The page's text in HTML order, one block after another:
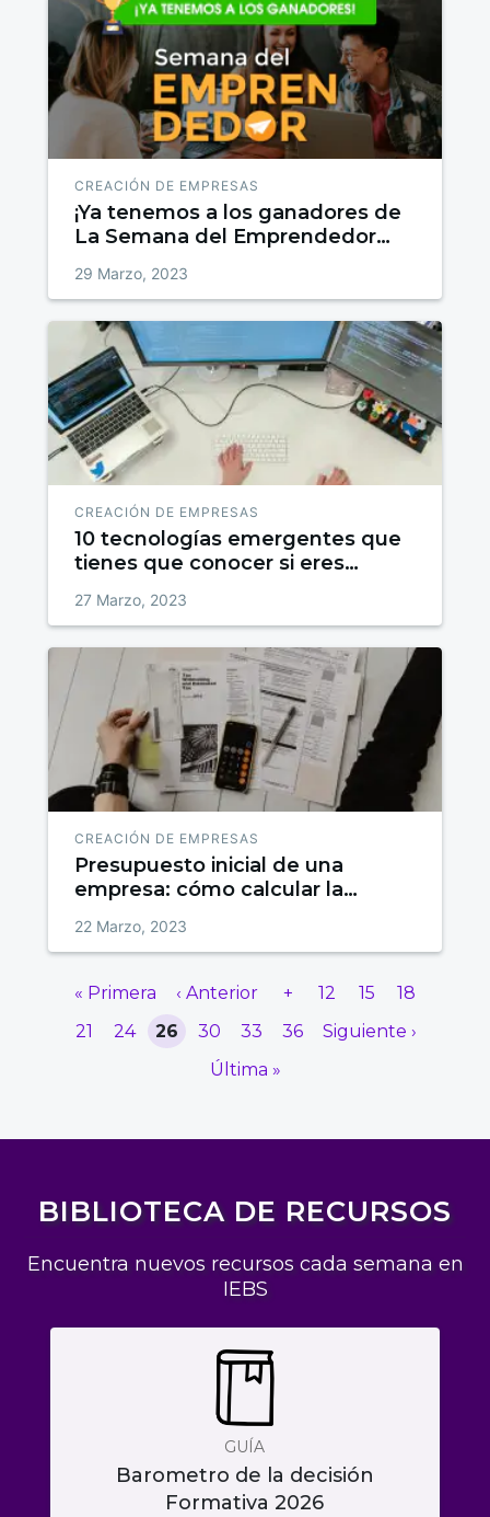
CREACIÓN DE EMPRESAS
¡Ya tenemos a los ganadores de
La Semana del Emprendedor
29 Marzo, 2023
CREACIÓN DE EMPRESAS
10 tecnologías emergentes que
tienes que conocer si eres
27 Marzo, 2023
CREACIÓN DE EMPRESAS
Presupuesto inicial de una
empresa: cómo calcular la
22 Marzo, 2023
« Primera ‹ Anterior + 12 15
18
21
24 26 30 33 36
Siguiente ›
Última »
BIBLIOTECA DE RECURSOS
Encuentra nuevos recursos cada semana en
IEBS
GUÍA
Barometro de la decisión
Formativa 2026